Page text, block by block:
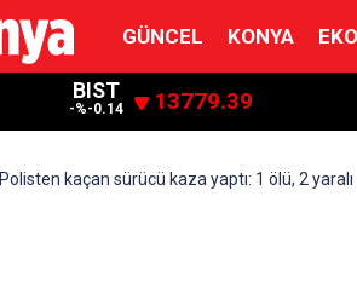
GÜNCEL KONYA
BIST
-%-0.14 13779.39
Polisten kaçan sürücü kaza yaptı: 1 ölü, 2 yaralı